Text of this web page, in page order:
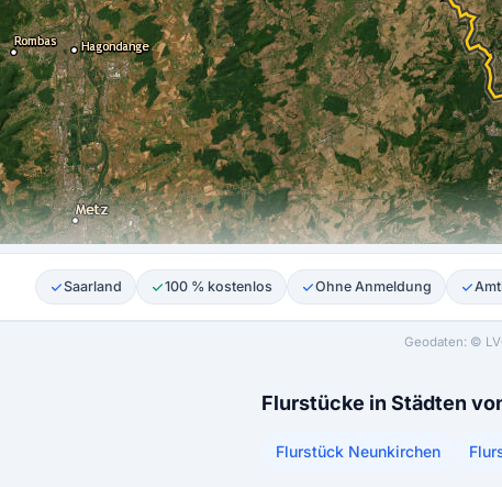
Saarland 100 % kostenlos Ohne Anmeldung
Geodaten: ©
Flurstücke in Städten
Flurstück Neunkirchen